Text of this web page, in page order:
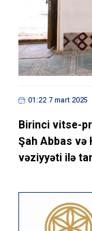
01:22 7 mart 2025
Birinci vitse-
Şah Abbas və
vəziyyəti ilə